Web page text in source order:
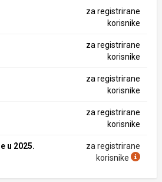
za registrirane
korisnike
za registrirane
korisnike
za registrirane
korisnike
za registrirane
korisnike
u 2025.
za registrirane
korisnike